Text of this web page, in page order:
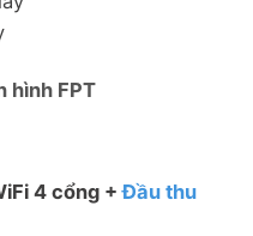
hình FPT
4 cổng +Đầu thu